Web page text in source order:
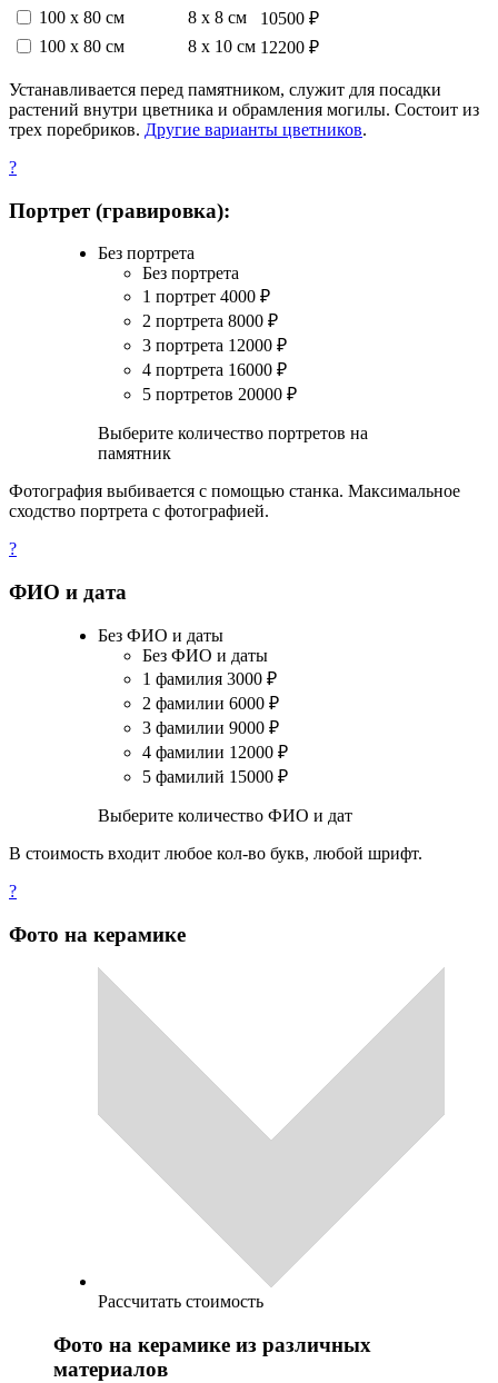
100 х 80 см
8 х 8 см
10500 ₽
100 х 80 см
8 х 10 см 12200 ₽
Устанавливается перед памятником, служит для посадки
растений внутри цветника и обрамления могилы. Состоит из
трех поребриков. Другие варианты цветников.
?
Портрет (гравировка):
Без портрета
Без портрета
1 портрет 4000 ₽
2 портрета 8000 ₽
3 портрета 12000 ₽
4 портрета 16000 ₽
5 портретов 20000 ₽
Выберите количество портретов на
памятник
Фотография выбивается с помощью станка. Максимальное
сходство портрета с фотографией.
?
ФИО и дата
Без ФИО и даты
Без ФИО и даты
1 фамилия 3000 ₽
2 фамилии 6000 ₽
3 фамилии 9000 ₽
4 фамилии 12000 ₽
5 фамилий 15000 ₽
Выберите количество ФИО и дат
В стоимость входит любое кол-во букв, любой шрифт.
?
Фото на керамике
Рассчитать стоимость
Фото на керамике из различных
материалов